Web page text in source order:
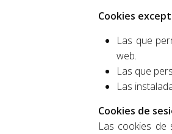
Cookies
Las que
web.
Las que
Las
Cookies de
Las cookies de